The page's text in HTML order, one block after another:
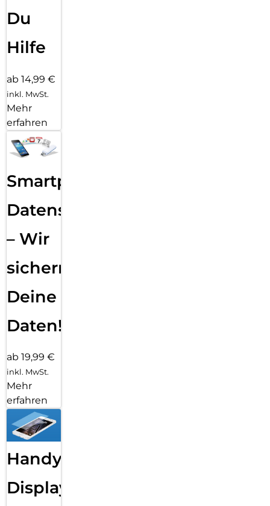
Du
Hilfe
ab 14,99 €
inkl. MwSt.
Mehr
erfahren
Smartphone
Datensicherung
– Wir
sichern
Deine
Daten!
ab 19,99 €
inkl. MwSt.
Mehr
erfahren
Handy
Displayfolie